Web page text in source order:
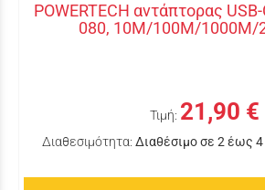
POWERTECH αντάπτορας
080, 10M/100M/1000M/
Τιμή: 21,90 €
Διαθεσιμότητα: Διαθέσιμο σε 2 έως